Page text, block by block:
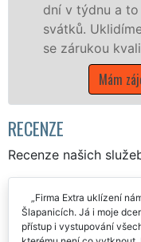
a to i během víkendů
vše, co
kvalitně odvedené
zájem o úklid v
RECENZE
Recenze našich
Firma Extra uklízení
Šlapanicích. Já i moje
přístup i vystupování